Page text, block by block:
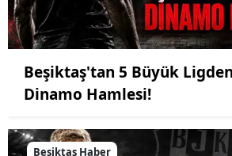
Beşiktaş'tan 5 Büyük
Dinamo Hamlesi!
Beşiktaş Haber